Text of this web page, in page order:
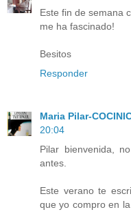
Este fin de semana
me ha fascinado!
Besitos
Responder
Maria Pilar-
20:04
Pilar bienvenida,
antes.
Este verano te
que yo compro en